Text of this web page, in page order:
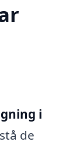
i
de